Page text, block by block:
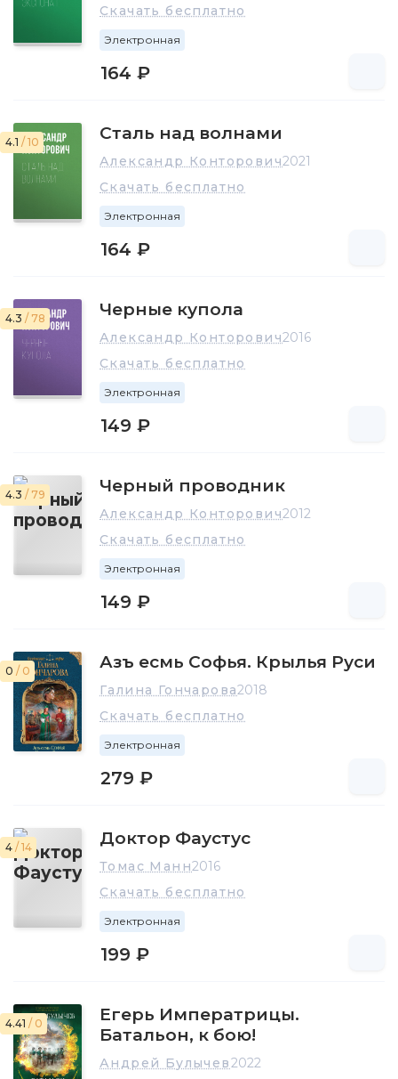
Скачать бесплатно
Электронная
164 ₽
4.1 / 10 Сталь над волнами
Александр Конторович2021
Скачать бесплатно
Электронная
164 ₽
4.3 / 78 Черные купола
Александр Конторович2016
Скачать бесплатно
Электронная
149 ₽
4.3 / 79 Черный проводник
Александр Конторович2012
Скачать бесплатно
Электронная
149 ₽
0 / 0 Азъ есмь Софья. Крылья Руси
Галина Гончарова2018
Скачать бесплатно
Электронная
279 ₽
4 / 14 Доктор Фаустус
Томас Манн2016
Скачать бесплатно
Электронная
199 ₽
4.41 / 0
Егерь Императрицы.
Батальон, к бою!
Андрей Булычев2022